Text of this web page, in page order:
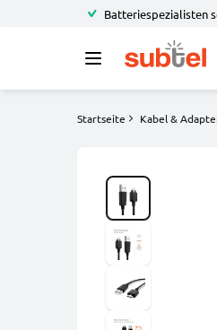
Batteriespezialisten
Startseite Kabel &